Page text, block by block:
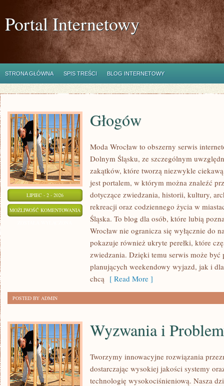
Portal Internetowy
STRONA GŁÓWNA SPIS TREŚCI BLOG INTERNETOWY
LIPIEC - 2 - 2026
MOŻLIWOŚĆ KOMENTOWANIA GŁOGÓW
Głogów
Moda Wrocław to obszerny serwis
Dolnym Śląsku, ze szczególnym
zakątków, które tworzą niezwykle
jest portalem, w którym można znaleźć
dotyczące zwiedzania, historii, kultury,
rekreacji oraz codziennego życia w
Śląska. To blog dla osób, które lubią
Wrocław nie ogranicza się wyłącznie do
pokazuje również ukryte perełki, które
zwiedzania. Dzięki temu serwis może
planujących weekendowy wyjazd, jak i
chcą [ Read More ]
POSTED BY ADMIN
Wyzwania i
Tworzymy innowacyjne rozwiązania
dostarczając wysokiej jakości systemy
technologię wysokociśnieniową. Nasza